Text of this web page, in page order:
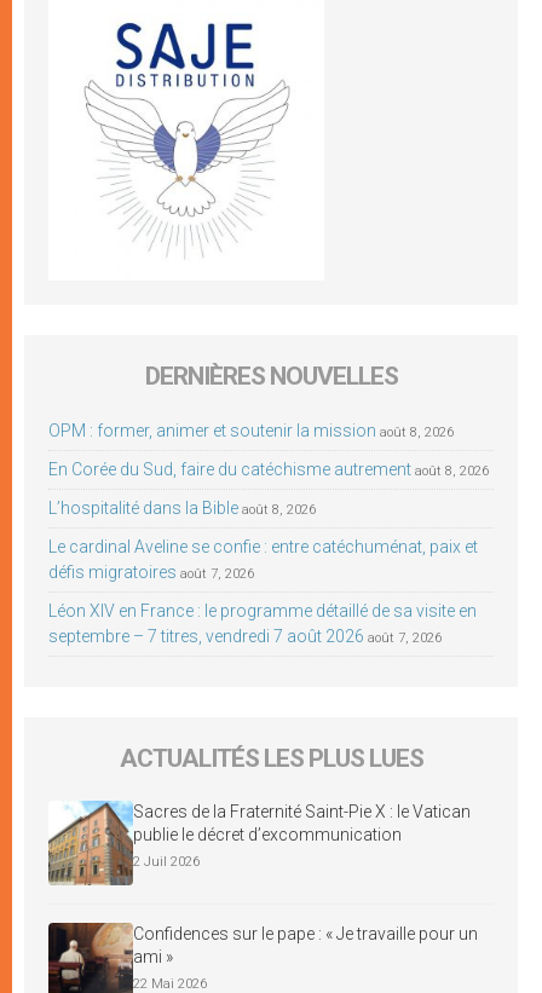
DERNIÈRES NOUVELLES
OPM : former, animer et soutenir la mission août 8, 2026
En Corée du Sud, faire du catéchisme autrement août 8, 2026
L’hospitalité dans la Bible août 8, 2026
Le cardinal Aveline se confie : entre catéchuménat, paix et
défis migratoires août 7, 2026
Léon XIV en France : le programme détaillé de sa visite en
septembre – 7 titres, vendredi 7 août 2026 août 7, 2026
ACTUALITÉS LES PLUS LUES
Sacres de la Fraternité Saint-Pie X : le Vatican
publie le décret d’excommunication
2 Juil 2026
Confidences sur le pape : « Je travaille pour un
ami »
22 Mai 2026